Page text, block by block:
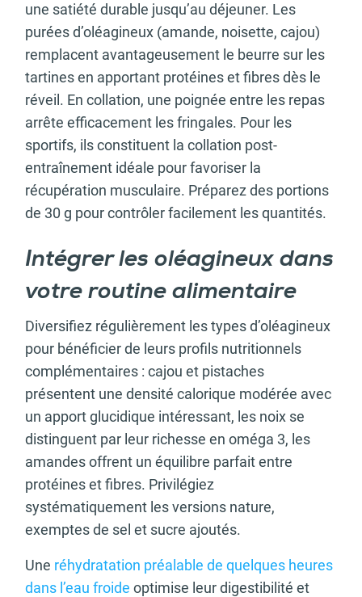
une satiété durable jusqu’au déjeuner. Les
purées d’oléagineux (amande, noisette, cajou)
remplacent avantageusement le beurre sur les
tartines en apportant protéines et fibres dès le
réveil. En collation, une poignée entre les repas
arrête efficacement les fringales. Pour les
sportifs, ils constituent la collation post-
entraînement idéale pour favoriser la
récupération musculaire. Préparez des portions
de 30 g pour contrôler facilement les quantités.
Intégrer les oléagineux dans
votre routine alimentaire
Diversifiez régulièrement les types d’oléagineux
pour bénéficier de leurs profils nutritionnels
complémentaires : cajou et pistaches
présentent une densité calorique modérée avec
un apport glucidique intéressant, les noix se
distinguent par leur richesse en oméga 3, les
amandes offrent un équilibre parfait entre
protéines et fibres. Privilégiez
systématiquement les versions nature,
exemptes de sel et sucre ajoutés.
Une réhydratation préalable de quelques heures
dans l’eau froide optimise leur digestibilité et